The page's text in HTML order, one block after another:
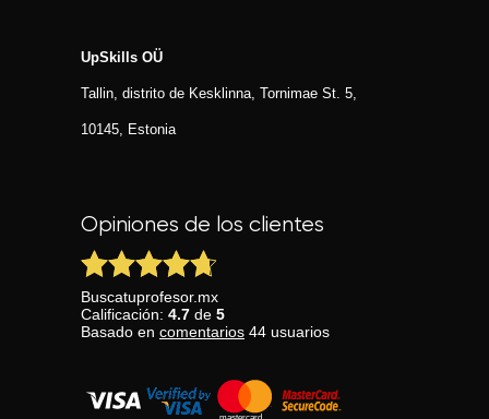
UpSkills OÜ
Tallin, distrito de Kesklinna, Tornimаe St. 5,
10145, Estonia
Opiniones de los clientes
Buscatuprofesor.mx
Calificación: 4.7 de 5
Basado en comentarios 44 usuarios